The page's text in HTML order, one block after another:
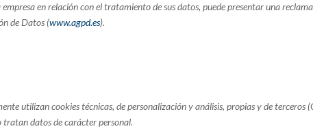
empresa en relación con el tratamiento de sus datos, puede presentar una
de Datos (www.agpd.es).
utilizan cookies técnicas, de personalización y análisis, propias y de terceros
tratan datos de carácter personal.